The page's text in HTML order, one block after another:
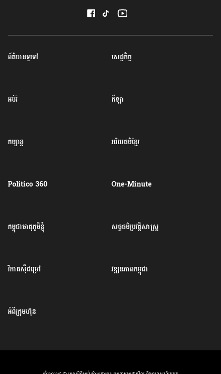
ព័ត៌មានទូទៅ សេដ្ឋកិច្ច
អប់រំ កីឡា
កម្សាន្ត អរិយធម៌ខ្មែរ
Politico 360 One-Minute
កម្ពុជាមាតុភូមិខ្ញុំ សច្ចធម៌ប្រវត្តិសាស្ត្រ
វិភាគសុីជម្រៅ វឌ្ឍនភាពកម្ពុជា
អំពីក្រុមហ៊ុន